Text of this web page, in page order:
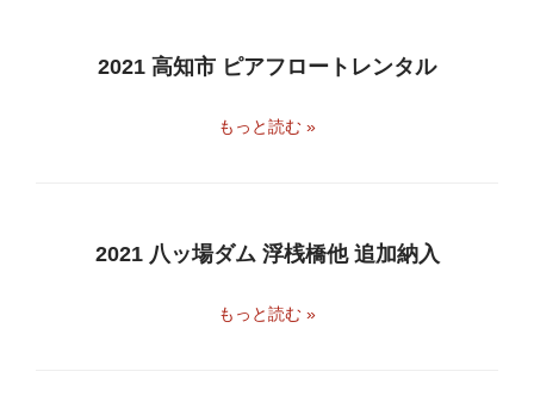
2021 高知市 ピアフロートレンタル
もっと読む »
2021 八ッ場ダム 浮桟橋他 追加納入
もっと読む »